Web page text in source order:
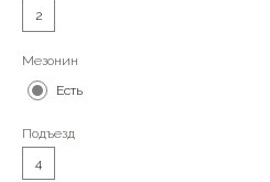
2
Мезонин
Есть
Подъезд
4